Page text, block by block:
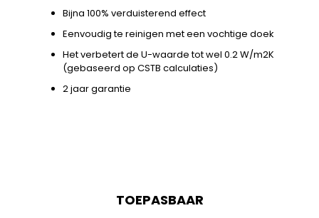
Bijna 100% verduisterend effect
Eenvoudig te reinigen met een vochtige doek
Het verbetert de U-waarde tot wel 0.2 W/m2K
(gebaseerd op CSTB calculaties)
2 jaar garantie
TOEPASBAAR